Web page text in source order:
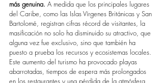
más genuina. A medida que los principales lugares
del Caribe, como las Islas Vírgenes Británicas y San
Bartolomé, registran cifras récord de visitantes, la
masificación no solo ha disminuido su atractivo, que
alguna vez fue exclusivo, sino que también ha
puesto a prueba los recursos y ecosistemas locales.
Este aumento del turismo ha provocado playas
abarrotadas, tiempos de espera más prolongados
en los restaurantes y una pérdida de la atmósfera